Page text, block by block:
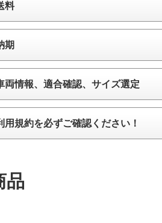
料
期
両情報、適合確認、サイズ選定
用規約を必ずご確認ください！
品